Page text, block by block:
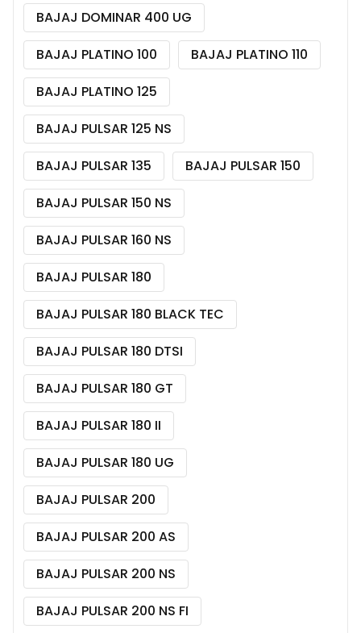
BAJAJ DOMINAR 400 UG
BAJAJ PLATINO 100
BAJAJ PLATINO 110
BAJAJ PLATINO 125
BAJAJ PULSAR 125 NS
BAJAJ PULSAR 135
BAJAJ PULSAR 150
BAJAJ PULSAR 150 NS
BAJAJ PULSAR 160 NS
BAJAJ PULSAR 180
BAJAJ PULSAR 180 BLACK TEC
BAJAJ PULSAR 180 DTSI
BAJAJ PULSAR 180 GT
BAJAJ PULSAR 180 II
BAJAJ PULSAR 180 UG
BAJAJ PULSAR 200
BAJAJ PULSAR 200 AS
BAJAJ PULSAR 200 NS
BAJAJ PULSAR 200 NS FI